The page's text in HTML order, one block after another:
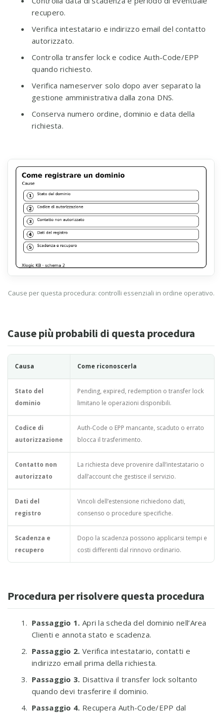
recupero.
Verifica intestatario e indirizzo email del contatto
autorizzato.
Controlla transfer lock e codice Auth-Code/EPP
quando richiesto.
Verifica nameserver solo dopo aver separato la
gestione amministrativa dalla zona DNS.
Conserva numero ordine, dominio e data della
richiesta.
Cause per questa procedura: controlli essenziali in ordine operativo.
Cause più probabili di questa procedura
Causa Come riconoscerla
Stato del
dominio
Pending, expired, redemption o transfer lock
limitano le operazioni disponibili.
Codice di
autorizzazione
Auth-Code o EPP mancante, scaduto o errato
blocca il trasferimento.
Contatto non
autorizzato
La richiesta deve provenire dall’intestatario o
dall’account che gestisce il servizio.
Dati del
registro
Vincoli dell’estensione richiedono dati,
consenso o procedure specifiche.
Scadenza e
recupero
Dopo la scadenza possono applicarsi tempi e
costi differenti dal rinnovo ordinario.
Procedura per risolvere questa procedura
Passaggio 1. Apri la scheda del dominio nell’Area
Clienti e annota stato e scadenza.
Passaggio 2. Verifica intestatario, contatti e
indirizzo email prima della richiesta.
Passaggio 3. Disattiva il transfer lock soltanto
quando devi trasferire il dominio.
Passaggio 4. Recupera Auth-Code/EPP dal